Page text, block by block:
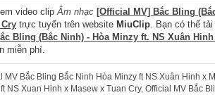
video clipÂm nhạc [Official MV] Bắc Bling
trực tuyến trên website MiuClip. Bạn có thể
Bling (Bắc Ninh) - Hòa Minzy ft. NS Xuân
miễn phí.
MV Bắc Bling Bắc Ninh Hòa Minzy ft NS Xuân Hinh x
NS Xuan Hinh x Masew x Tuan Cry, Official MV Bắc